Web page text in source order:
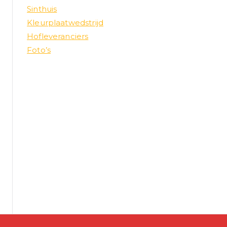
Sinthuis
Kleurplaatwedstrijd
Hofleveranciers
Foto’s